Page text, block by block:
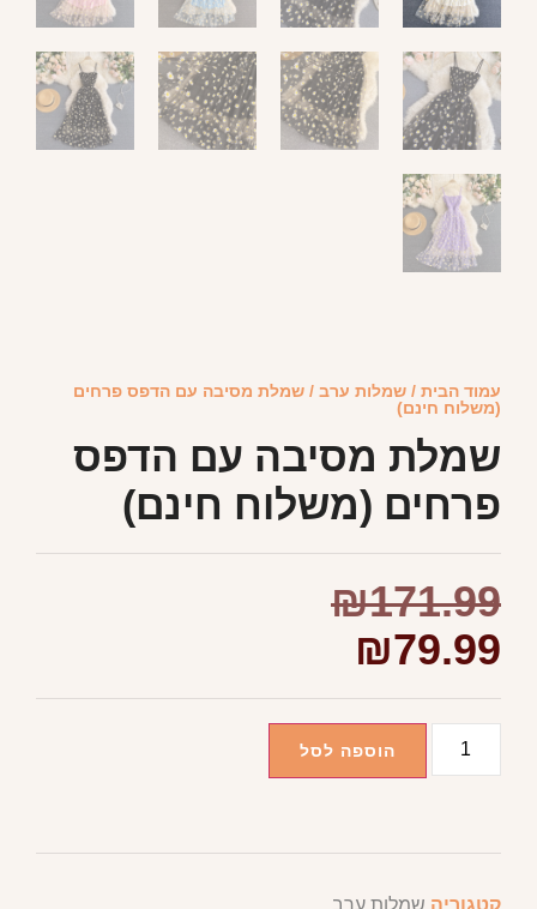
עמוד הבית / שמלות ערב / שמלת מסיבה עם הדפס פרחים
(משלוח חינם)
שמלת מסיבה עם הדפס
פרחים (משלוח חינם)
₪171.99
₪79.99
הוספה לסל
קטגוריה שמלות ערב